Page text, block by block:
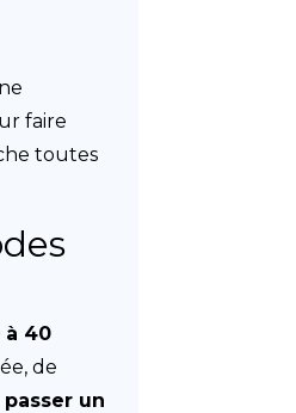
faire
toutes
à 40
de
passer un